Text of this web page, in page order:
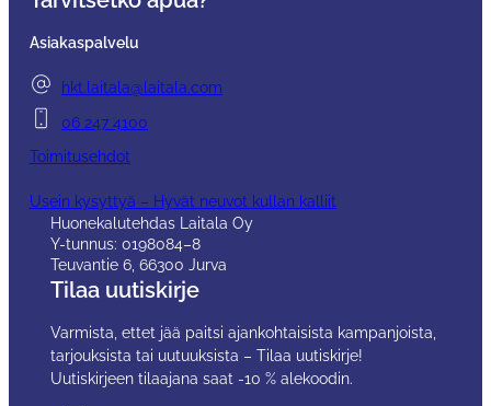
Omalla kankaalla tilatun tuotteen hintaan sisältyy
verhoilutyö.
Asiakaspalvelu
hkt.laitala@laitala.com
06 247 4100
Toimitusehdot
Usein kysyttyä – Hyvät neuvot kullan kalliit
Huonekalutehdas Laitala Oy
Y-tunnus: 0198084–8
Teuvantie 6, 66300 Jurva
Tilaa uutiskirje
Varmista, ettet jää paitsi ajankohtaisista kampanjoista,
tarjouksista tai uutuuksista – Tilaa uutiskirje!
Uutiskirjeen tilaajana saat -10 % alekoodin.